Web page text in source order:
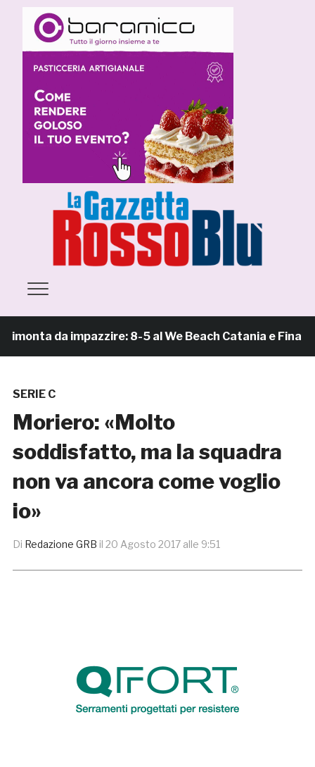
da impazzire: 8-5 al We Beach Catania e Finale
SERIE C
Moriero: «Molto
soddisfatto, ma la squadra
non va ancora come voglio
io»
Di Redazione GRB il 20 Agosto 2017 alle 9:51